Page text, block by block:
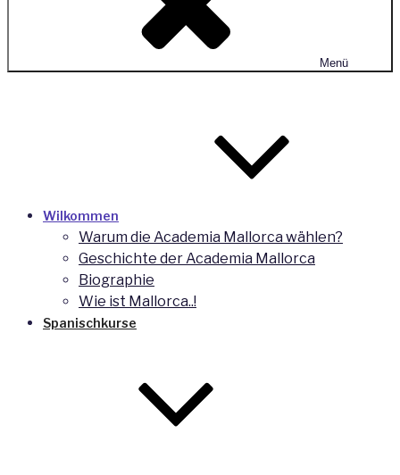
Menü
Wilkommen
Warum die Academia Mallorca wählen?
Geschichte der Academia Mallorca
Biographie
Wie ist Mallorca..!
Spanischkurse